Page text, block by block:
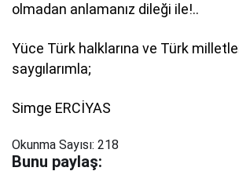
olmadan anlamanız dileği ile!..
Yüce Türk halklarına ve Türk
saygılarımla;
Simge ERCİYAS
Okunma Sayısı: 218
Bunu paylaş: